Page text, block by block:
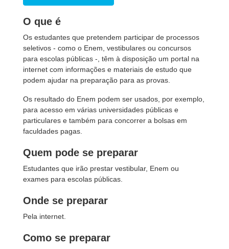
O que é
Os estudantes que pretendem participar de processos
seletivos - como o Enem, vestibulares ou concursos
para escolas públicas -, têm à disposição um portal na
internet com informações e materiais de estudo que
podem ajudar na preparação para as provas.
Os resultado do Enem podem ser usados, por exemplo,
para acesso em várias universidades públicas e
particulares e também para concorrer a bolsas em
faculdades pagas.
Quem pode se preparar
Estudantes que irão prestar vestibular, Enem ou
exames para escolas públicas.
Onde se preparar
Pela internet.
Como se preparar